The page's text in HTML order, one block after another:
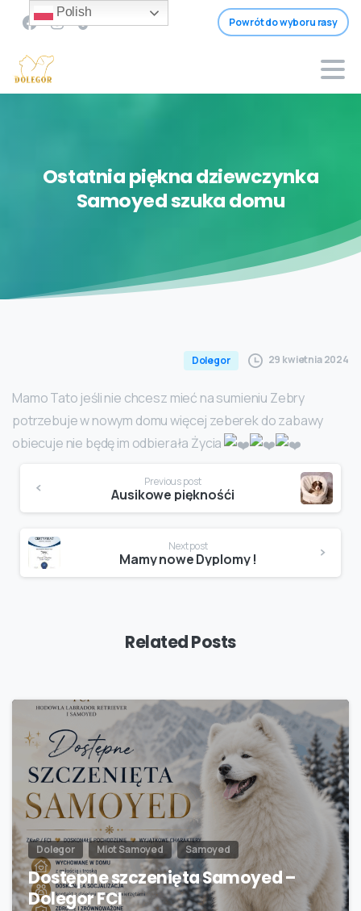
Powrót do wyboru rasy
Ostatniapięknadziewczynka
Samoyedszukadomu
Dolegor 29 kwietnia 2024
Mamo Tato jeśli nie chcesz mieć na sumieniu Zebry
potrzebuje w nowym domu więcej zeberek do zabawy
obiecuje nie będę im odbierała Życia
Reading
Previous post
Ausikowe pięknośći
Next post
Mamy nowe Dyplomy !
Related Posts
Dolegor Miot Samoyed Samoyed
Dostępne szczenięta Samoyed –
Dolegor FCI
Polish